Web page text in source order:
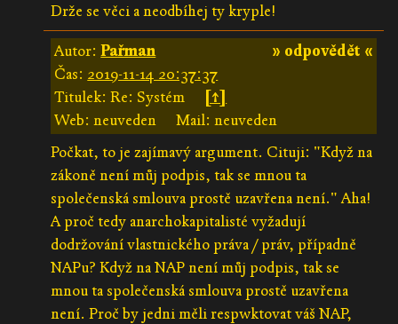
Drže se věci a neodbíhej ty kryple!
» odpovědět «
Autor:Pařman
Čas: 2019-11-14 20:37:37
Titulek: Re: Systém
[↑]
Web: neuveden
Mail: neuveden
Počkat, to je zajímavý argument. Cituji: "Když na
zákoně není můj podpis, tak se mnou ta
společenská smlouva prostě uzavřena není." Aha!
A proč tedy anarchokapitalisté vyžadují
dodržování vlastnického práva / práv, případně
NAPu? Když na NAP není můj podpis, tak se
mnou ta společenská smlouva prostě uzavřena
není. Proč by jedni měli respwktovat váš NAP,